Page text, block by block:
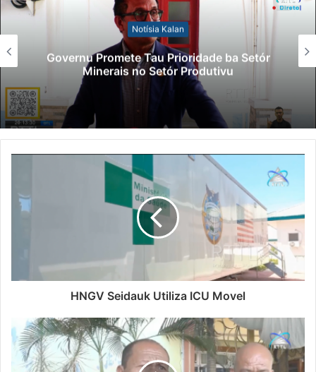
Notísia Kalan
Governu Promete Tau Prioridade ba Setór
Minerais no Setór Produtivu
HNGV Seidauk Utiliza ICU Movel